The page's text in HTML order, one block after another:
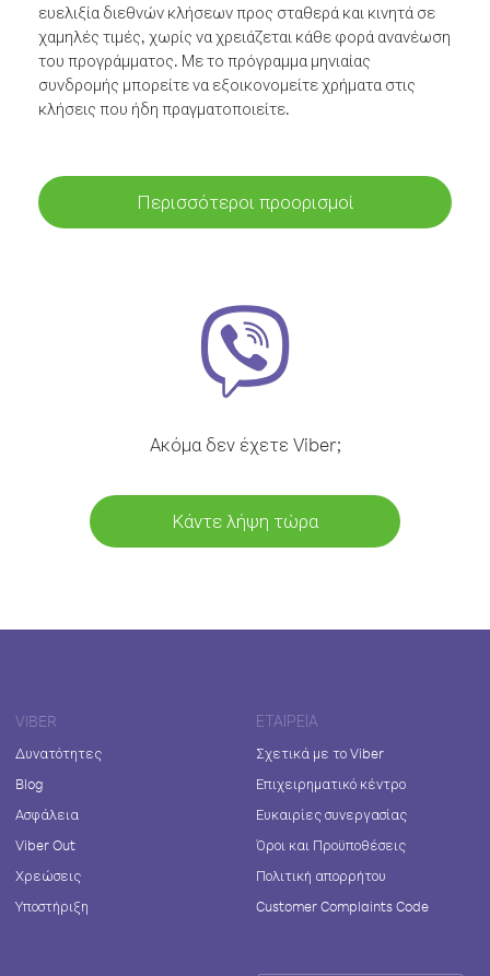
ευελιξία διεθνών κλήσεων προς σταθερά και κινητά σε
χαμηλές τιμές, χωρίς να χρειάζεται κάθε φορά ανανέωση
του προγράμματος. Με το πρόγραμμα μηνιαίας
συνδρομής μπορείτε να εξοικονομείτε χρήματα στις
κλήσεις που ήδη πραγματοποιείτε.
Περισσότεροι προορισμοί
Ακόμα δεν έχετε Viber;
Κάντε λήψη τώρα
VIBER
Δυνατότητες
Blog
Ασφάλεια
Viber Out
Χρεώσεις
Υποστήριξη
ΕΤΑΙΡΕΊΑ
Σχετικά με το Viber
Επιχειρηματικό κέντρο
Ευκαιρίες συνεργασίας
Όροι και Προϋποθέσεις
Πολιτική απορρήτου
Customer Complaints Code